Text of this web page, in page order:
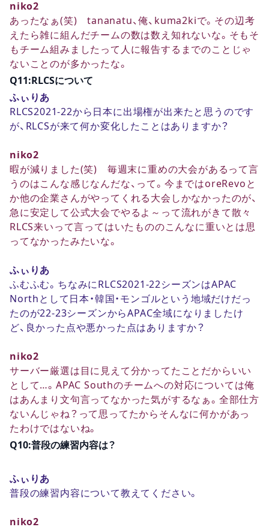
niko2
あったなぁ(笑) tananatu、俺、kuma2kiで。その辺考
えたら雑に組んだチームの数は数え知れないな。そもそ
もチーム組みましたって人に報告するまでのことじゃ
ないことのが多かったな。
Q11:RLCSについて
ふぃりあ
RLCS2021-22から日本に出場権が出来たと思うのです
が、RLCSが来て何か変化したことはありますか？
niko2
暇が減りました(笑) 毎週末に重めの大会があるって言
うのはこんな感じなんだな、って。今まではoreRevoと
か他の企業さんがやってくれる大会しかなかったのが、
急に安定して公式大会でやるよ～って流れがきて散々
RLCS来いって言ってはいたもののこんなに重いとは思
ってなかったみたいな。
ふぃりあ
ふむふむ。ちなみにRLCS2021-22シーズンはAPAC
Northとして日本・韓国・モンゴルという地域だけだっ
たのが22-23シーズンからAPAC全域になりましたけ
ど、良かった点や悪かった点はありますか？
niko2
サーバー厳選は目に見えて分かってたことだからいい
として…。APAC Southのチームへの対応については俺
はあんまり文句言ってなかった気がするなぁ。全部仕方
ないんじゃね？って思ってたからそんなに何かがあっ
たわけではないね。
Q10:普段の練習内容は？
ふぃりあ
普段の練習内容について教えてください。
niko2